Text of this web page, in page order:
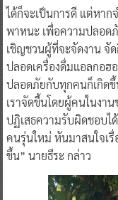
ได้ก็จะเป็นการดี แต่หาก
พาหนะ เพื่อความปลอด
เชิญชวนผู้ที่จะจัดงาน จั
ปลอดเครื่องดื่มแอลกอฮ
ปลอดภัยกับทุกคนก็เกิดขึ้
เราจัดขึ้นโดยผู้คนในงา
ปฏิเสธความรับผิดชอบไ
คนรุ่นใหม่ หันมาสนใจเ
ขึ้น” นายธีระ กล่าว